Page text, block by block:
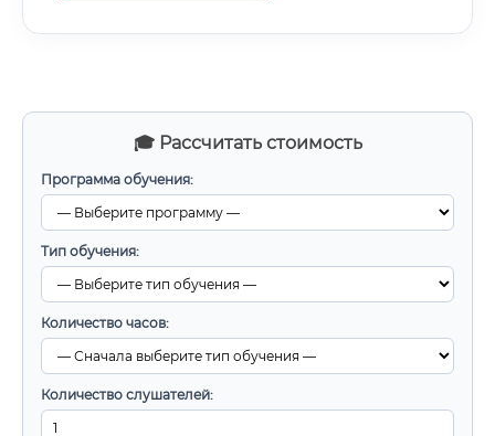
🎓 Рассчитать стоимость
Программа обучения:
Тип обучения:
Количество часов:
Количество слушателей: